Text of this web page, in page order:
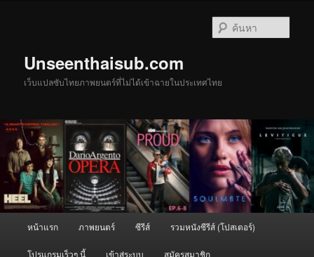
Unseenthaisub.com
เว็บแปลซับไทยภาพยนตร์ที่ไม่ได้เข้าฉายในประเทศไทย
หน้าแรก ภาพยนตร์ ซีรีส์ รวมหนังซีรีส์ (โปสเตอร์)
โปรแกรมเร็วๆ นี้ เข้าสู่ระบบ สมัครสมาชิก